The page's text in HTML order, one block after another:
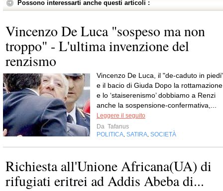
Possono interessarti anche questi articoli :
Vincenzo De Luca "sospeso ma non
troppo" - L'ultima invenzione del
renzismo
Vincenzo De Luca, il "de-caduto in
e il bacio di Giuda Dopo la rottamazione
e lo ‘staiserenismo’ dobbiamo a Renzi
anche la sospensione-confermativa,...
Leggere il seguito
Da Tafanus
POLITICA, SATIRA, SOCIETÀ
Richiesta all'Unione Africana(UA) di
rifugiati eritrei ad Addis Abeba di...